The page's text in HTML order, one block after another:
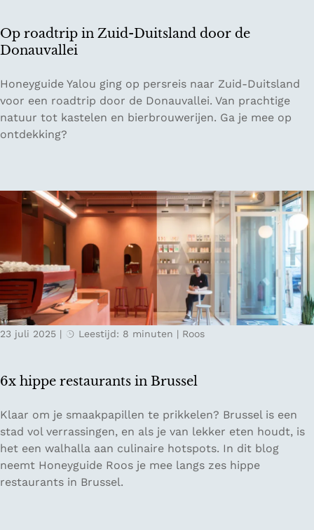
e
i
e
n
i
n
r
Op roadtrip in Zuid-Duitsland door de
Donauvallei
O
p
r
o
r
i
n
Z
u
i
d
u
t
s
l
a
n
Honeyguide Yalou ging op persreis naar Zuid-Duitsland
voor een roadtrip door de Donauvallei. Van prachtige
natuur tot kastelen en bierbrouwerijen. Ga je mee op
ontdekking?
6x hippe restaurants in Brussel
23 juli 2025 | Leestijd: 8 minuten | Roos
6
x
h
i
p
Klaar om je smaakpapillen te prikkelen? Brussel is een
stad vol verrassingen, en als je van lekker eten houdt, is
het een walhalla aan culinaire hotspots. In dit blog
neemt Honeyguide Roos je mee langs zes hippe
restaurants in Brussel.